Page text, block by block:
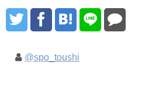
@spo_toushi